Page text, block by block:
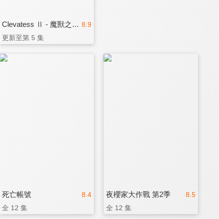
8.9
Clevatess Ⅱ - 魔獸之王與虛假的勇者傳承
更新至第 5 集
8.4
死亡帳號
全 12 集
8.5
夜櫻家大作戰 第2季
全 12 集